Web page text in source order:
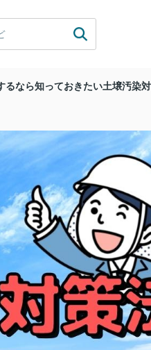
るなら知っておきたい土壌汚染